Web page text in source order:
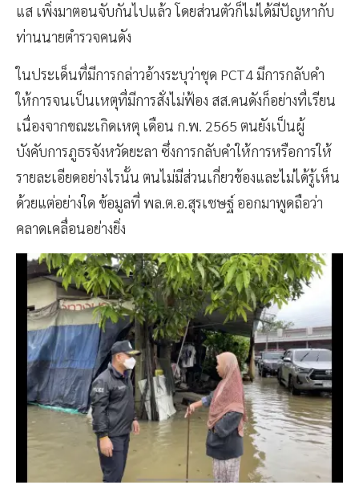
แส เพิ่งมาตอนจับกันไปแล้ว โดยส่วนตัวก็ไม่ได้มีปัญหากับ
ท่านนายตำรวจคนดัง
ในประเด็นที่มีการกล่าวอ้างระบุว่าชุด PCT4 มีการกลับคำ
ให้การจนเป็นเหตุที่มีการสั่งไม่ฟ้อง สส.คนดังก็อย่างที่เรียน
เนื่องจากขณะเกิดเหตุ เดือน ก.พ. 2565 ตนยังเป็นผู้
บังคับการภูธรจังหวัดยะลา ซึ่งการกลับคำให้การหรือการให้
รายละเอียดอย่างไรนั้น ตนไม่มีส่วนเกี่ยวข้องและไม่ได้รู้เห็น
ด้วยแต่อย่างใด ข้อมูลที่ พล.ต.อ.สุรเชษฐ์ ออกมาพูดถือว่า
คลาดเคลื่อนอย่างยิ่ง